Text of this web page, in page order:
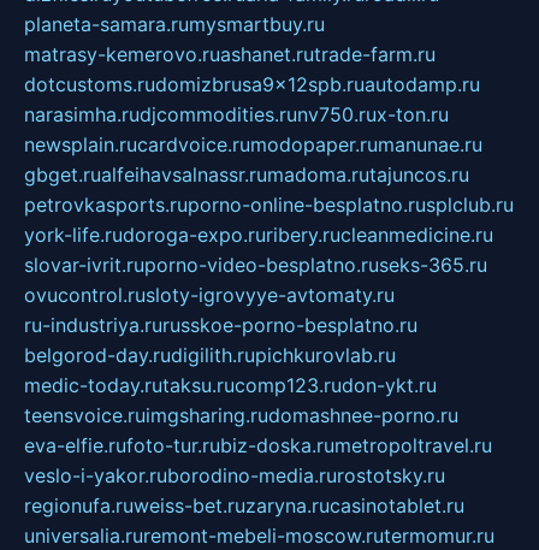
planeta-samara.rumysmartbuy.ru
matrasy-kemerovo.ruashanet.rutrade-farm.ru
dotcustoms.rudomizbrusa9x12spb.ruautodamp.ru
narasimha.rudjcommodities.runv750.rux-ton.ru
newsplain.rucardvoice.rumodopaper.rumanunae.ru
gbget.rualfeihavsalnassr.rumadoma.rutajuncos.ru
petrovkasports.ruporno-online-besplatno.rusplclub.ru
york-life.rudoroga-expo.ruribery.rucleanmedicine.ru
slovar-ivrit.ruporno-video-besplatno.ruseks-365.ru
ovucontrol.rusloty-igrovyye-avtomaty.ru
ru-industriya.rurusskoe-porno-besplatno.ru
belgorod-day.rudigilith.rupichkurovlab.ru
medic-today.rutaksu.rucomp123.rudon-ykt.ru
teensvoice.ruimgsharing.rudomashnee-porno.ru
eva-elfie.rufoto-tur.rubiz-doska.rumetropoltravel.ru
veslo-i-yakor.ruborodino-media.rurostotsky.ru
regionufa.ruweiss-bet.ruzaryna.rucasinotablet.ru
universalia.ruremont-mebeli-moscow.rutermomur.ru